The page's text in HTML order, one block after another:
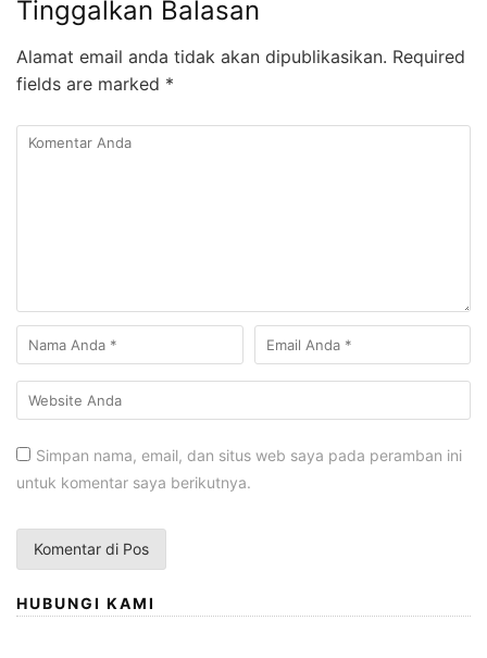
Tinggalkan Balasan
Alamat email anda tidak akan dipublikasikan. Required
fields are marked *
Simpan nama, email, dan situs web saya pada peramban ini
untuk komentar saya berikutnya.
HUBUNGI KAMI